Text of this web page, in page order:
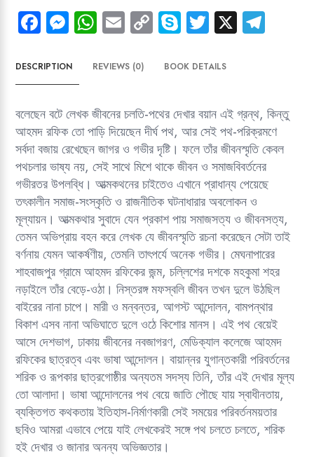
Fa
ce
b
o
ok
M
es
se
n
g
er
W
ha
ts
p
p
E
m
ail
C
o
py
nk
Sk
yp
e
T
wi
tt
X
m
DESCRIPTION REVIEWS (0) BOOK DETAILS
বলেছেন বটে লেখক জীবনের চলতি-পথের দেখার বয়ান এই গ্রন্থ, কিন্তু
আহমদ রফিক তো পাড়ি দিয়েছেন দীর্ঘ পথ, আর সেই পথ-পরিক্রমণে
সর্বদা বজায় রেখেছেন জাগর ও গভীর দৃষ্টি। ফলে তাঁর জীবনস্মৃতি কেবল
পথচলার ভাষ্য নয়, সেই সাথে মিশে থাকে জীবন ও সমাজবিবর্তনের
গভীরতর উপলব্ধি। আত্মকথনের চাইতেও এখানে প্রাধান্য পেয়েছে
তৎকালীন সমাজ-সংস্কৃতি ও রাজনীতিক ঘটনাধারার অবলোকন ও
মূল্যায়ন। আত্মকথার সুবাদে যেন প্রকাশ পায় সমাজসত্য ও জীবনসত্য,
তেমন অভিপ্রায় বহন করে লেখক যে জীবনস্মৃতি রচনা করেছেন সেটা তাই
বর্ণনায় যেমন আকর্ষণীয়, তেমনি তাৎপর্যে অনেক গভীর। মেঘনাপারের
শাহবাজপুর গ্রামে আহমদ রফিকের জন্ম, চল্লিশের দশকে মহকুমা শহর
নড়াইলে তাঁর বেড়ে-ওঠা। নিস্তরঙ্গ মফস্বলি জীবন তখন দুলে উঠছিল
বাইরের নানা চাপে। মারী ও মন্বন্তর, আগস্ট আন্দোলন, বামপন্থার
বিকাশ এসব নানা অভিঘাতে দুলে ওঠে কিশোর মানস। এই পথ বেয়েই
আসে দেশভাগ, ঢাকায় জীবনের নবজাগরণ, মেডিক্যাল কলেজে আহমদ
রফিকের ছাত্রত্ব এবং ভাষা আন্দোলন। বায়ান্নর যুগান্তকারী পরিবর্তনের
শরিক ও রূপকার ছাত্রগোষ্ঠীর অন্যতম সদস্য তিনি, তাঁর এই দেখার মূল্য
তো আলাদা। ভাষা আন্দোলনের পথ বেয়ে জাতি পৌছে যায় স্বাধীনতায়,
ব্যক্তিগত কথকতায় ইতিহাস-নির্মাণকারী সেই সময়ের পরিবর্তনময়তার
ছবিও আমরা এভাবে পেয়ে যাই লেখকেরই সঙ্গে পথ চলতে চলতে, শরিক
হই দেখার ও জানার অনন্য অভিজ্ঞতার।